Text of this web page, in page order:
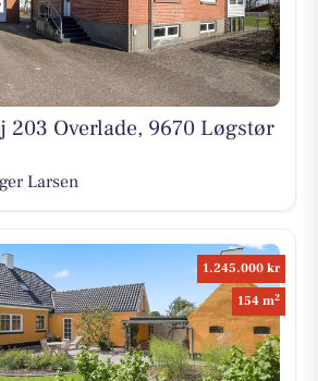
203 Overlade, 9670 Løgstør
Larsen
1.245.000 kr
154 m2